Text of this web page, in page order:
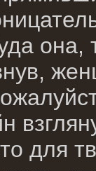
она,
для